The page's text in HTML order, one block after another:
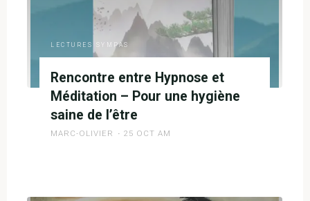
silencieuse »
Benjamin
Watteau"
LECTURES SYMPAS
Rencontre entre Hypnose et
Méditation – Pour une hygiène
saine de l’être
MARC-OLIVIER 25 OCT AM